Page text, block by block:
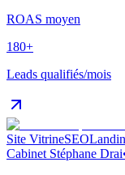
ROAS moyen
180+
Leads qualifiés/mois
Site VitrineSEO
Cabinet Stéphane Drai